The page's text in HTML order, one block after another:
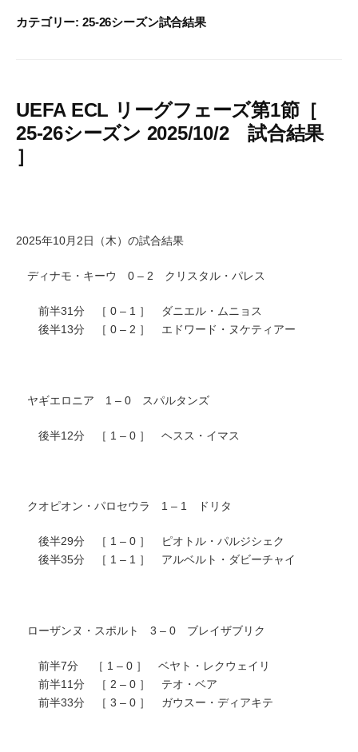
カテゴリー: 25-26シーズン試合結果
UEFA ECL リーグフェーズ第1節［
25-26シーズン 2025/10/2 試合結果
］
2025年10月2日（木）の試合結果
ディナモ・キーウ 0 – 2 クリスタル・パレス
前半31分 ［ 0 – 1 ］ ダニエル・ムニョス
後半13分 ［ 0 – 2 ］ エドワード・ヌケティアー
ヤギエロニア 1 – 0 スパルタンズ
後半12分 ［ 1 – 0 ］ ヘスス・イマス
クオピオン・パロセウラ 1 – 1 ドリタ
後半29分 ［ 1 – 0 ］ ピオトル・パルジシェク
後半35分 ［ 1 – 1 ］ アルベルト・ダビーチャイ
ローザンヌ・スポルト 3 – 0 ブレイザブリク
前半7分 ［ 1 – 0 ］ ベヤト・レクウェイリ
前半11分 ［ 2 – 0 ］ テオ・ベア
前半33分 ［ 3 – 0 ］ ガウスー・ディアキテ